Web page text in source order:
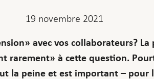
19 novembre 2021
avec vos collaborateurs?
rarement» à cette question.
la peine et est important – pour